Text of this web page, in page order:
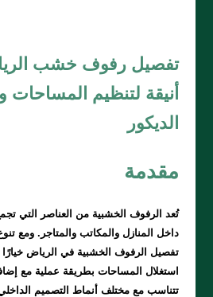
تفصيل رفوف خشب
أنيقة لتنظيم المساحات
الديكور
مقدمة
تُعد الرفوف الخشبية من العناصر التي
داخل المنازل والمكاتب والمتاجر. ومع
تفصيل الرفوف الخشبية في الرياض خيارًا
استغلال المساحات بطريقة عملية مع
تتناسب مع مختلف أنماط التصميم